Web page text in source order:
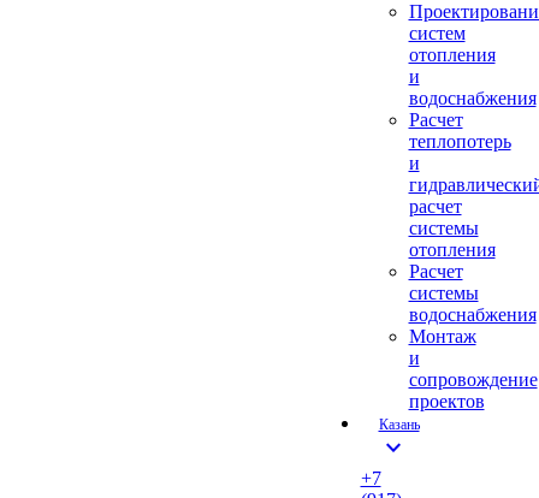
систем
отопления
и
водоснабжения
Расчет
теплопотерь
и
расчет
системы
отопления
Расчет
системы
водоснабжения
Монтаж
и
сопровождение
проектов
Казань
expand_more
+7